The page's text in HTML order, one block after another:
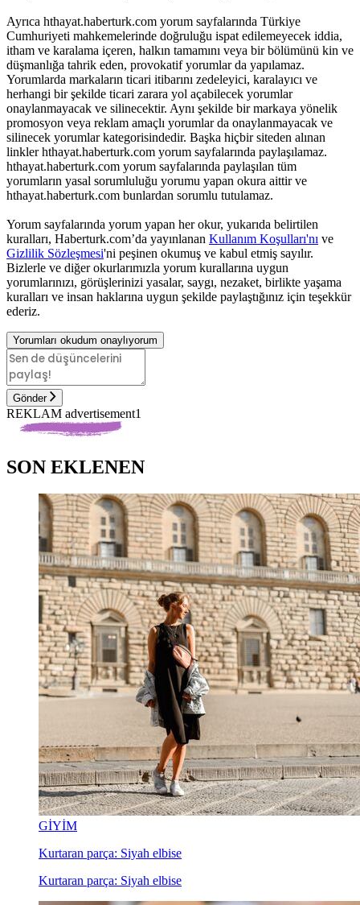
Ayrıca hthayat.haberturk.com yorum sayfalarında Türkiye
Cumhuriyeti mahkemelerinde doğruluğu ispat edilemeyecek iddia,
itham ve karalama içeren, halkın tamamını veya bir bölümünü kin ve
düşmanlığa tahrik eden, provokatif yorumlar da yapılamaz.
Yorumlarda markaların ticari itibarını zedeleyici, karalayıcı ve
herhangi bir şekilde ticari zarara yol açabilecek yorumlar
onaylanmayacak ve silinecektir. Aynı şekilde bir markaya yönelik
promosyon veya reklam amaçlı yorumlar da onaylanmayacak ve
silinecek yorumlar kategorisindedir. Başka hiçbir siteden alınan
linkler hthayat.haberturk.com yorum sayfalarında paylaşılamaz.
hthayat.haberturk.com yorum sayfalarında paylaşılan tüm
yorumların yasal sorumluluğu yorumu yapan okura aittir ve
hthayat.haberturk.com bunlardan sorumlu tutulamaz.
Yorum sayfalarında yorum yapan her okur, yukarıda belirtilen
kuralları, Haberturk.com’da yayınlanan Kullanım Koşulları'nı ve
Gizlilik Sözleşmesi'ni peşinen okumuş ve kabul etmiş sayılır.
Bizlerle ve diğer okurlarımızla yorum kurallarına uygun
yorumlarınızı, görüşlerinizi yasalar, saygı, nezaket, birlikte yaşama
kuralları ve insan haklarına uygun şekilde paylaştığınız için teşekkür
ederiz.
Yorumları okudum onaylıyorum
Gönder
REKLAM advertisement1
SON EKLENEN
GİYİM
Kurtaran parça: Siyah elbise
Kurtaran parça: Siyah elbise